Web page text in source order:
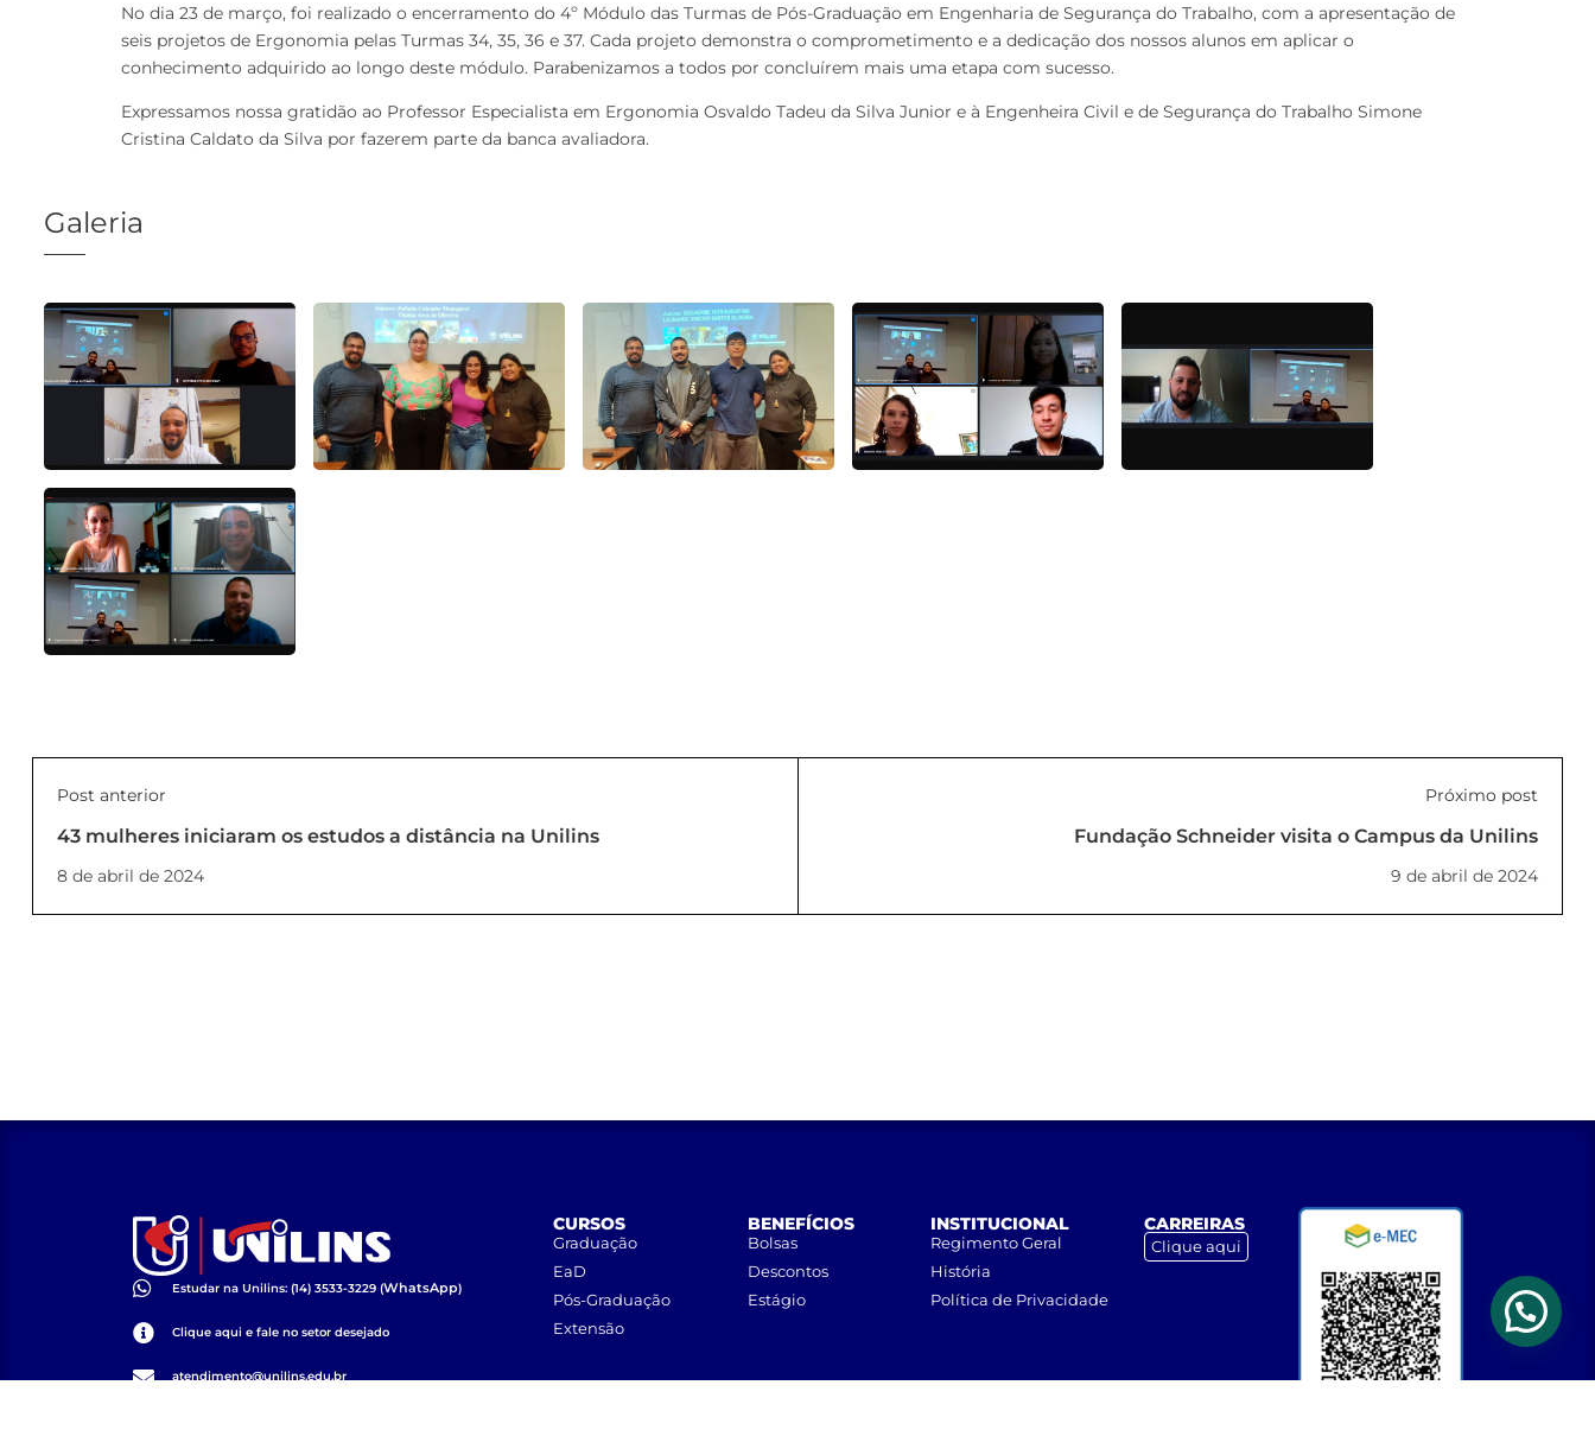
No dia 23 de março, foi realizado o encerramento do 4º Módulo das Turmas de Pós-Graduação em Engenharia de Segurança do Trabalho, com a apresentação de
seis projetos de Ergonomia pelas Turmas 34, 35, 36 e 37. Cada projeto demonstra o comprometimento e a dedicação dos nossos alunos em aplicar o
conhecimento adquirido ao longo deste módulo. Parabenizamos a todos por concluírem mais uma etapa com sucesso.
Expressamos nossa gratidão ao Professor Especialista em Ergonomia Osvaldo Tadeu da Silva Junior e à Engenheira Civil e de Segurança do Trabalho Simone
Cristina Caldato da Silva por fazerem parte da banca avaliadora.
Galeria
Post anterior
43 mulheres iniciaram os estudos a distância na Unilins
8 de abril de 2024
Próximo post
Fundação Schneider visita o Campus da Unilins
9 de abril de 2024
Estudar na Unilins: (14) 3533-3229 (WhatsApp)
Clique aqui e fale no setor desejado
atendimento@unilins.edu.br
CURSOS
Graduação
EaD
Pós-Graduação
Extensão
BENEFÍCIOS
Bolsas
Descontos
Estágio
INSTITUCIONAL
Regimento Geral
História
Política de Privacidade
CARREIRAS
Clique aqui